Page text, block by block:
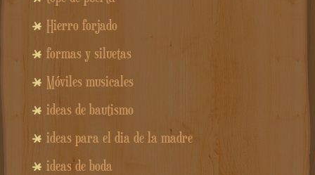
Hierro forjado
formas y siluetas
Móviles musicales
ideas de bautismo
ideas para el dia de la madre
ideas de boda